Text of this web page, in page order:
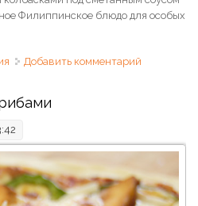
Филиппинское блюдо для особых
в сметанном соусе
Добавить комментарий